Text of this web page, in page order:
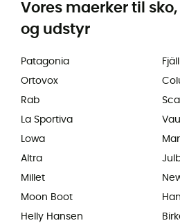
Vores maerker til
og udstyr
Patagonia
Ortovox
Rab
La Sportiva
Lowa
Altra
Millet
Moon Boot
Helly Hansen